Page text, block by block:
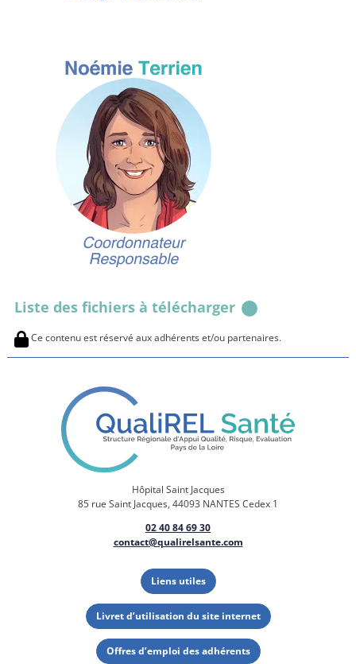
Liste des fichiers à télécharger
Ce contenu est réservé aux adhérents et/ou partenaires.
Hôpital Saint Jacques
85 rue Saint Jacques, 44093 NANTES Cedex 1
02 40 84 69 30
contact@qualirelsante.com
Liens utiles
Livret d’utilisation du site internet
Offres d’emploi des adhérents